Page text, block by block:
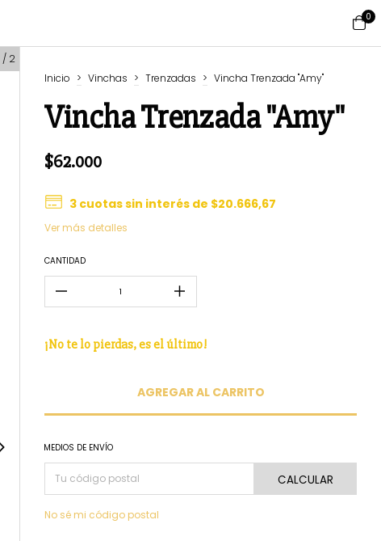
0
/ 2
Inicio > Vinchas > Trenzadas > Vincha Trenzada "Amy"
Vincha Trenzada "Amy"
$62.000
3 cuotas sin interés de $20.666,67
Ver más detalles
CANTIDAD
¡No te lo pierdas, es el último!
MEDIOS DE ENVÍO
CALCULAR
No sé mi código postal